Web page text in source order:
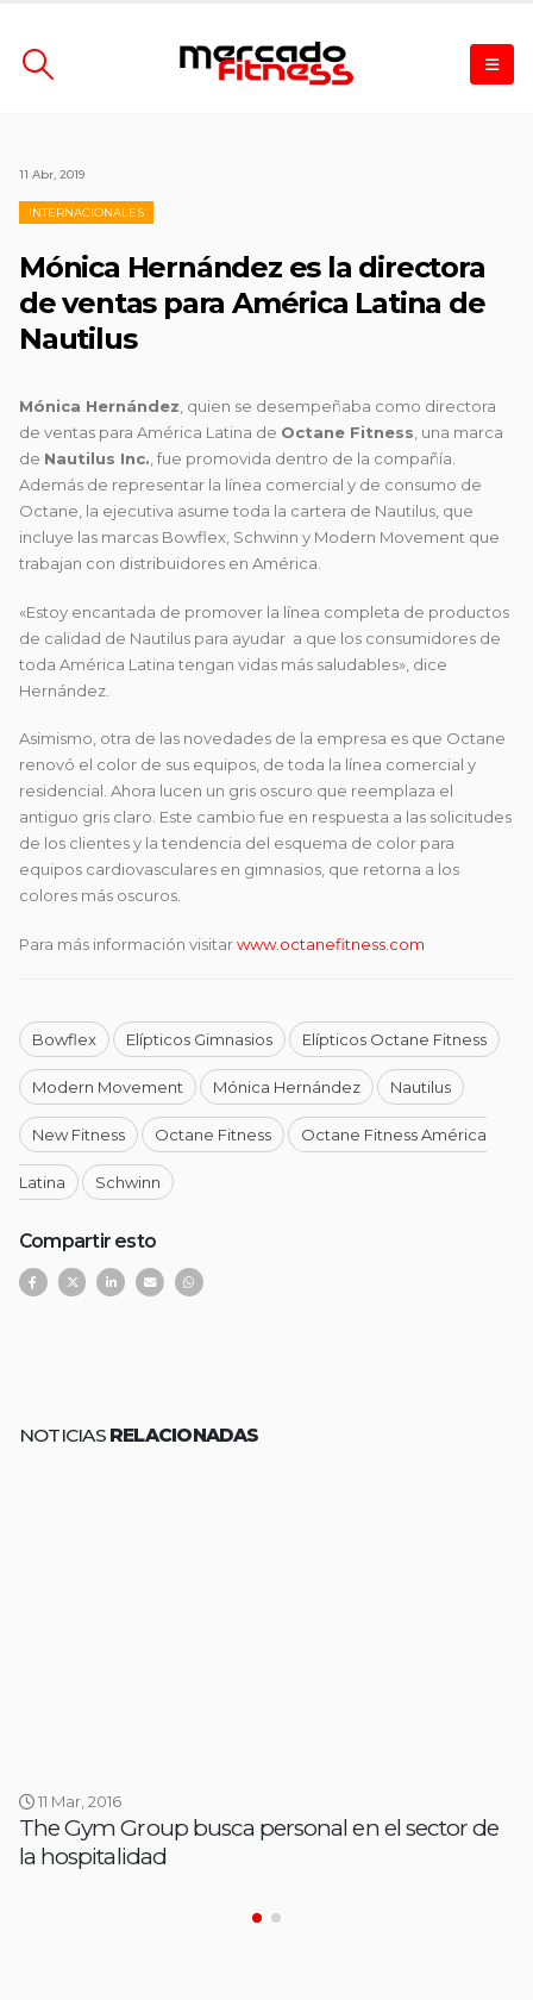
11 Abr, 2019
INTERNACIONALES
Mónica Hernández es la directora
de ventas para América Latina de
Nautilus
Mónica Hernández , quien se desempeñaba como directora
de ventas para América Latina de Octane Fitness , una marca
de Nautilus Inc. , fue promovida dentro de la compañía.
Además de representar la línea comercial y de consumo de
Octane, la ejecutiva asume toda la cartera de Nautilus, que
incluye las marcas Bowflex, Schwinn y Modern Movement que
trabajan con distribuidores en América.
«Estoy encantada de promover la línea completa de productos
de calidad de Nautilus para ayudar a que los consumidores de
toda América Latina tengan vidas más saludables», dice
Hernández.
Asimismo, otra de las novedades de la empresa es que Octane
renovó el color de sus equipos, de toda la línea comercial y
residencial. Ahora lucen un gris oscuro que reemplaza el
antiguo gris claro. Este cambio fue en respuesta a las solicitudes
de los clientes y la tendencia del esquema de color para
equipos cardiovasculares en gimnasios, que retorna a los
colores más oscuros.
Para más información visitarwww.octanefitness.com
Bowflex Elípticos Gimnasios Elípticos Octane Fitness
Modern Movement Mónica Hernández Nautilus
New Fitness Octane Fitness Octane Fitness América
Latina Schwinn
Compartir esto
NOTICIAS RELACIONADAS
11 Mar, 2016
The Gym Group busca personal en el sector de
la hospitalidad